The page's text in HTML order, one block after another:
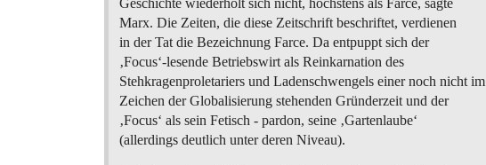
Geschichte wiederholt sich nicht, höchstens als Farce, sagte
Marx. Die Zeiten, die diese Zeitschrift beschriftet, verdienen
in der Tat die Bezeichnung Farce. Da entpuppt sich der
‚Focus‘-lesende Betriebswirt als Reinkarnation des
Stehkragenproletariers und Ladenschwengels einer noch nicht im
Zeichen der Globalisierung stehenden Gründerzeit und der
‚Focus‘ als sein Fetisch - pardon, seine ‚Gartenlaube‘
(allerdings deutlich unter deren Niveau).